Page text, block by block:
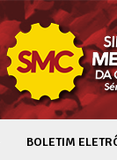
BOLETIM